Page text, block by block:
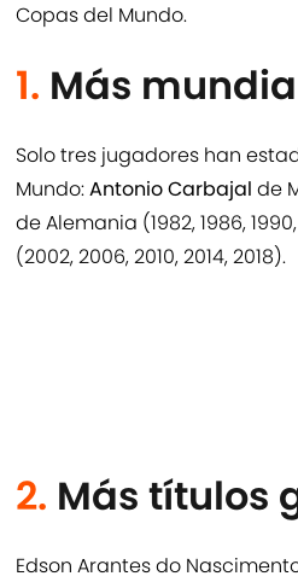
Copas del Mundo.
1. Más
Solo tres jugadores han
Mundo:Antonio Carbajal de
de Alemania (1982, 1986,
(2002, 2006, 2010, 2014, 2018).
2. Más títulos
Edson Arantes do